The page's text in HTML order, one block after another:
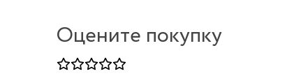
Оцените покупку